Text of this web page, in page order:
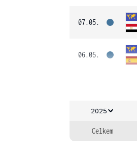
07.05.
06.05.
2025
Celkem